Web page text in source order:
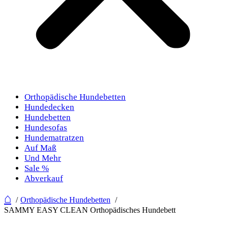
Orthopädische Hundebetten
Hundedecken
Hundebetten
Hundesofas
Hundematratzen
Auf Maß
Und Mehr
Sale %
Abverkauf
⌂
Orthopädische Hundebetten
SAMMY EASY CLEAN Orthopädisches Hundebett